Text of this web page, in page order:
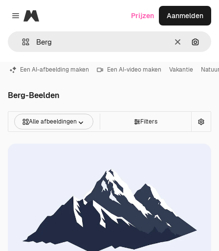
Close menu
Magnific
Wissen
Prijzen Aanmelden
Een AI-afbeelding maken Een AI-video maken Vakantie
Berg-Beelden
Alle afbeeldingen Filters